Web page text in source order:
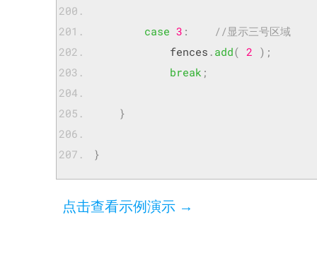
case 3 :
//显示三号区域
            fences
. add( 2 );
break ;
}
}
点击查看示例演示 →